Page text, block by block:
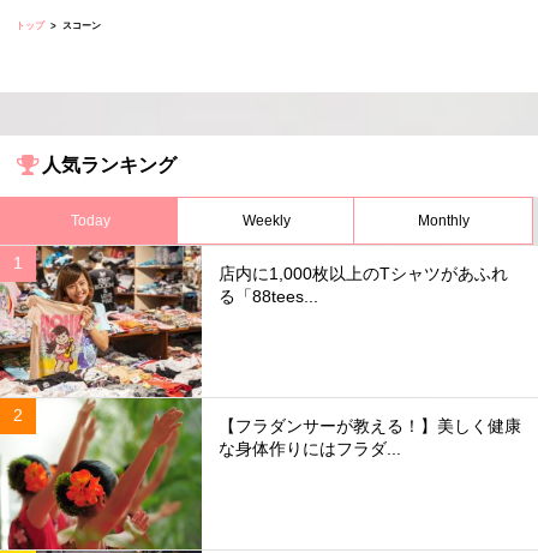
トップ スコーン
人気ランキング
Today Weekly Monthly
店内に1,000枚以上のTシャツがあふれ
る「88tees...
【フラダンサーが教える！】美しく健康
な身体作りにはフラダ...